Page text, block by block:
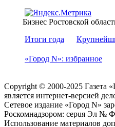
Бизнес Ростовской
Итоги года
«Город N»: избранное
Copyright © 2000-2025 Газета
является интернет-версией
Сетевое издание «Город N»
Роскомнадзором: серuя Эл №
Использование материалов